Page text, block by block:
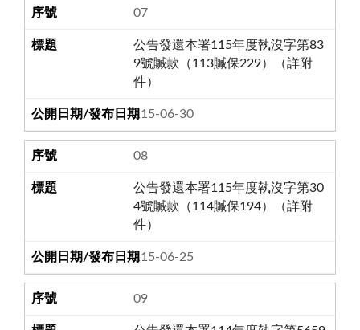
07
公告發還本署115年度執沒字第83
9號贓款（113贓保229）（詳附
件）
115-06-30
08
公告發還本署115年度執沒字第30
4號贓款（114贓保194）（詳附
件）
115-06-25
09